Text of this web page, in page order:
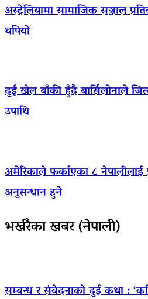
अस्ट्रेलियामा सामाजिक सञ्जाल
थपियो
दुई खेल बाँकी हुँदै बार्सिलोनाले
उपाधि
अमेरिकाले फर्काएका ८ नेपालीलाई
अनुसन्धान हुने
भर्खरैका खबर (नेपाली)
सम्बन्ध र संवेदनाको दुई कथा :